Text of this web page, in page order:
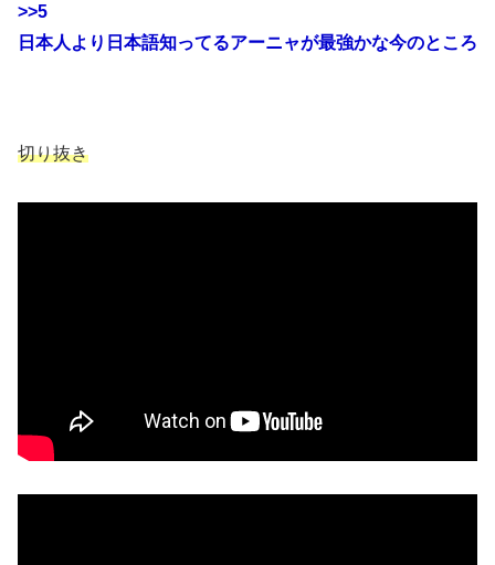
>>5
日本人より日本語知ってるアーニャが最強かな今のところ
切り抜き